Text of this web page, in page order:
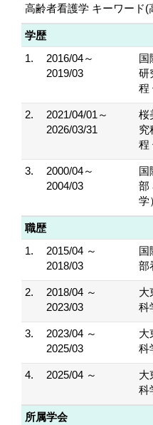
高齢者看護学 キーワード
学歴
1.
2016/04～
2019/03
国
研
程
2.
2021/04/01～
2026/03/31
桜
究
程
3.
2000/04～
2004/03
国
部
学
職歴
1.
2015/04 ～
2018/03
国
部
2.
2018/04 ～
2023/03
大
科
3.
2023/04 ～
2025/03
大
科
4. 2025/04 ～
大
科
所属学会